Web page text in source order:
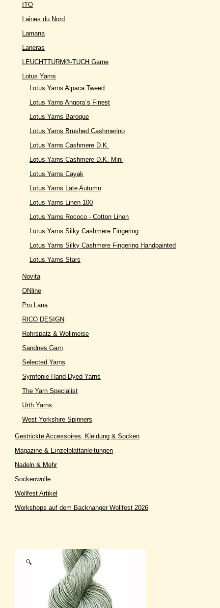
🔍
ITO
Laines du Nord
Lamana
Laneras
LEUCHTTURM®-TUCH Garne
Lotus Yarns
Lotus Yarns Alpaca Tweed
Lotus Yarns Angora´s Finest
Lotus Yarns Baroque
Lotus Yarns Brushed Cashmerino
Lotus Yarns Cashmere D.K.
Lotus Yarns Cashmere D.K. Mini
Lotus Yarns Cayak
Lotus Yarns Late Autumn
Lotus Yarns Linen 100
Lotus Yarns Rococo - Cotton Linen
Lotus Yarns Silky Cashmere Fingering
Lotus Yarns Silky Cashmere Fingering Handpainted
Lotus Yarns Stars
Novita
ONline
Pro Lana
RICO DESIGN
Rohrspatz & Wollmeise
Sandnes Garn
Selected Yarns
Symfonie Hand-Dyed Yarns
The Yarn Specialist
Urth Yarns
West Yorkshire Spinners
Gestrickte Accessoires, Kleidung & Socken
Magazine & Einzelblattanleitungen
Nadeln & Mehr
Sockenwolle
Wollfest Artikel
Workshops auf dem Backnanger Wollfest 2026